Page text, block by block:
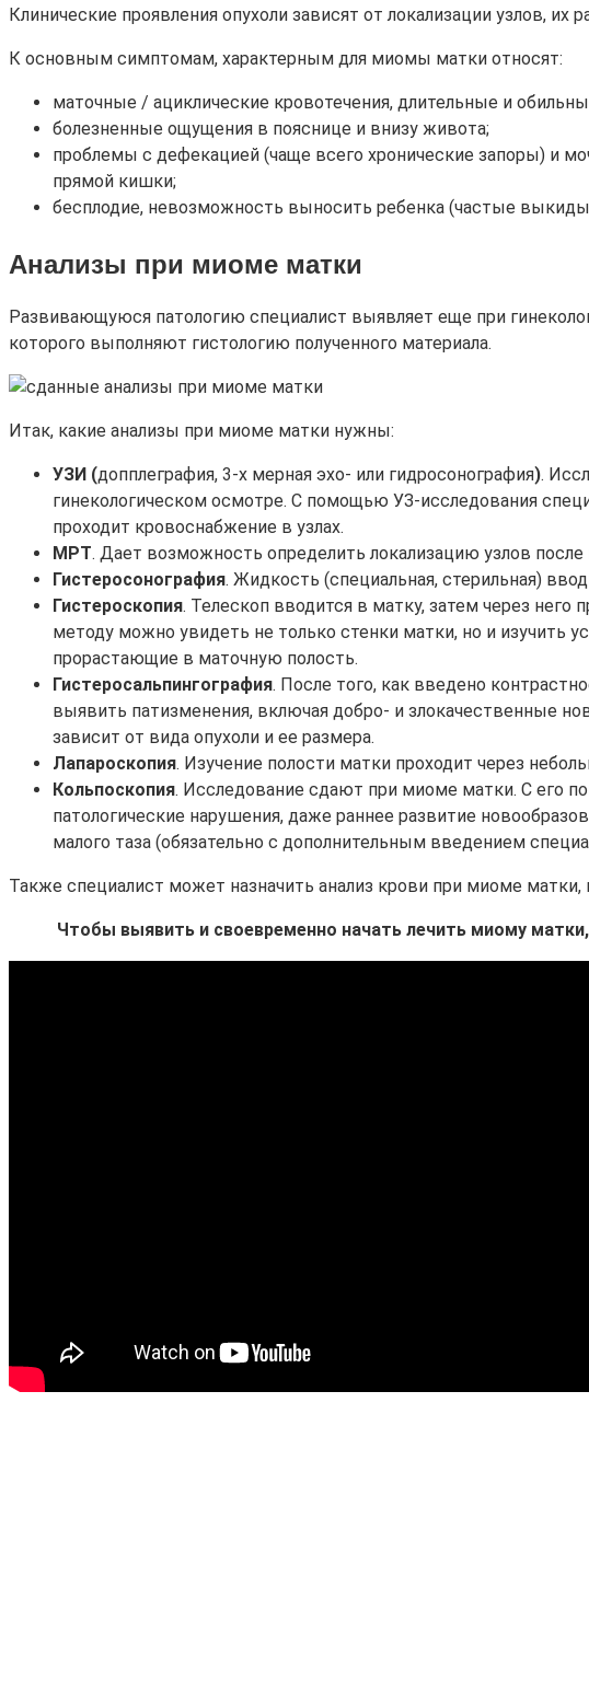
Клинические проявления опухоли зависят от локализации узлов, их
К основным симптомам, характерным для миомы матки относят:
маточные / ациклические кровотечения, длительные и
болезненные ощущения в пояснице и внизу живота;
проблемы с дефекацией (чаще всего хронические запоры) и
прямой кишки;
бесплодие, невозможность выносить ребенка (частые
Анализы при миоме матки
Развивающуюся патологию специалист выявляет еще при
которого выполняют гистологию полученного материала.
Итак, какие анализы при миоме матки нужны:
УЗИ (допплеграфия, 3-х мерная эхо- или гидросонография).
гинекологическом осмотре. С помощью УЗ-исследования
проходит кровоснабжение в узлах.
МРТ. Дает возможность определить локализацию узлов
Гистеросонография. Жидкость (специальная, стерильная)
Гистероскопия. Телескоп вводится в матку, затем через
методу можно увидеть не только стенки матки, но и изучить
прорастающие в маточную полость.
Гистеросальпингография. После того, как введено
выявить патизменения, включая добро- и злокачественные
зависит от вида опухоли и ее размера.
Лапароскопия. Изучение полости матки проходит через
Кольпоскопия. Исследование сдают при миоме матки. С его
патологические нарушения, даже раннее развитие
малого таза (обязательно с дополнительным введением
Также специалист может назначить анализ крови при миоме
Чтобы выявить и своевременно начать лечить миому